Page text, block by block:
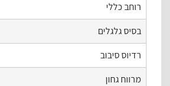
רוחב כללי
בסיס גלגלים
רדיוס סיבוב
מרווח גחון